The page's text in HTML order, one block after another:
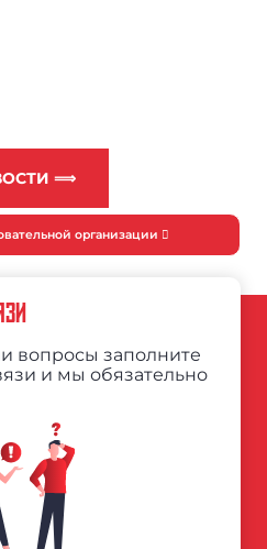
⟹
организации
вопросы заполните
и мы обязательно